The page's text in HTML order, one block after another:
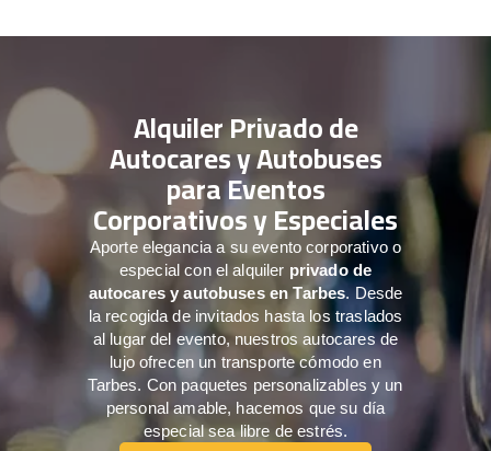
Alquiler Privado de
Autocares y Autobuses
para Eventos
Corporativos y Especiales
Aporte elegancia a su evento corporativo o
especial con el alquiler privado de
autocares y autobuses en Tarbes. Desde
la recogida de invitados hasta los traslados
al lugar del evento, nuestros autocares de
lujo ofrecen un transporte cómodo en
Tarbes. Con paquetes personalizables y un
personal amable, hacemos que su día
especial sea libre de estrés.